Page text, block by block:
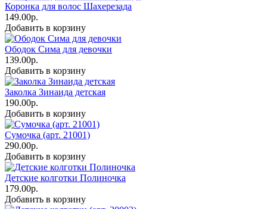
Коронка для волос Шахерезада
149.00р.
Добавить в корзину
Ободок Сима для девочки
139.00р.
Добавить в корзину
Заколка Зинаида детская
190.00р.
Добавить в корзину
Сумочка (арт. 21001)
290.00р.
Добавить в корзину
Детские колготки Полиночка
179.00р.
Добавить в корзину